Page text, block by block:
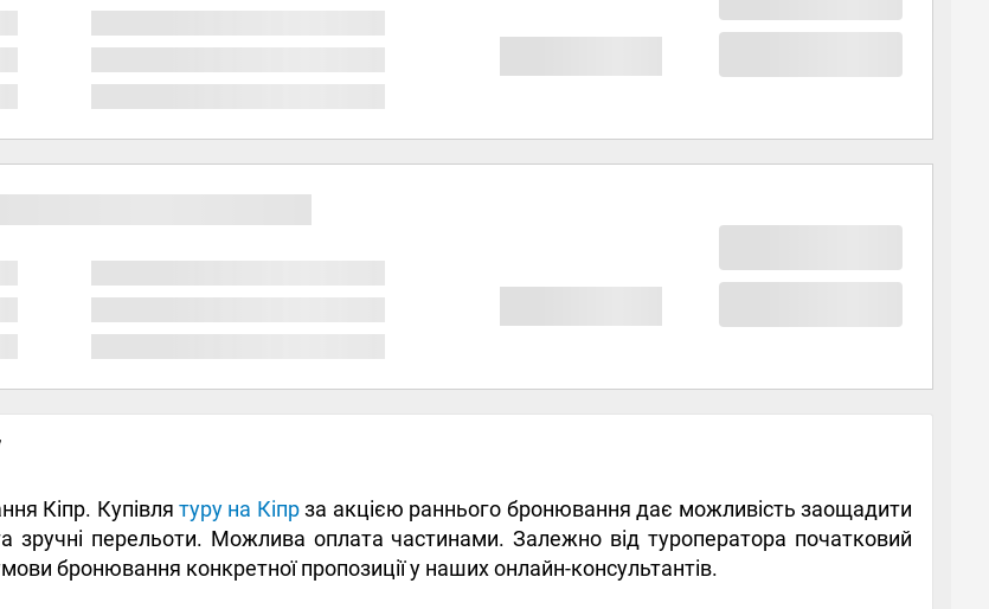
Кіпр. Купівля туру на Кіпрза акцією раннього бронювання дає можливість заощадити
зручні перельоти. Можлива оплата частинами. Залежно від туроператора початковий
бронювання конкретної пропозиції у наших онлайн-консультантів.